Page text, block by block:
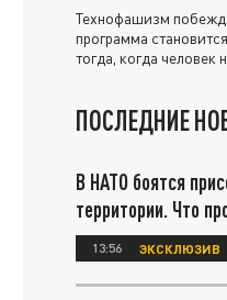
Технофашизм
программа
тогда, когда человек
ПОСЛЕДНИЕ
В НАТО боятся
территории. Что
13:56 ЭКСКЛЮЗИВ